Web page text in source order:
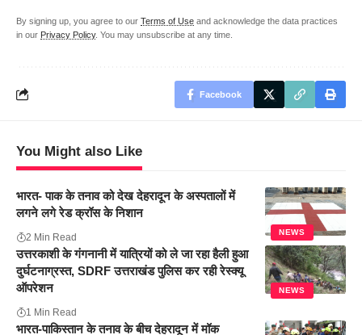
By signing up, you agree to our Terms of Use and acknowledge the data practices
in our Privacy Policy. You may unsubscribe at any time.
Facebook
You Might also Like
NEWS
भारत- पाक के तनाव को देख देहरादून के अस्पतालों में
लगने लगे रेड क्रॉस के निशान
2 Min Read
NEWS
उत्तरकाशी के गंगनानी में यात्रियों को ले जा रहा हैली हुआ
दुर्घटनाग्रस्त, SDRF उत्तराखंड पुलिस कर रही रेस्क्यू
ऑपरेशन
1 Min Read
भारत-पाकिस्तान के तनाव के बीच देहरादून में मॉक